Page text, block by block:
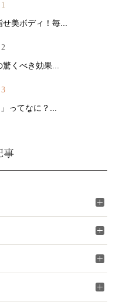
美ボディ！毎...
驚くべき効果...
ってなに？...
事